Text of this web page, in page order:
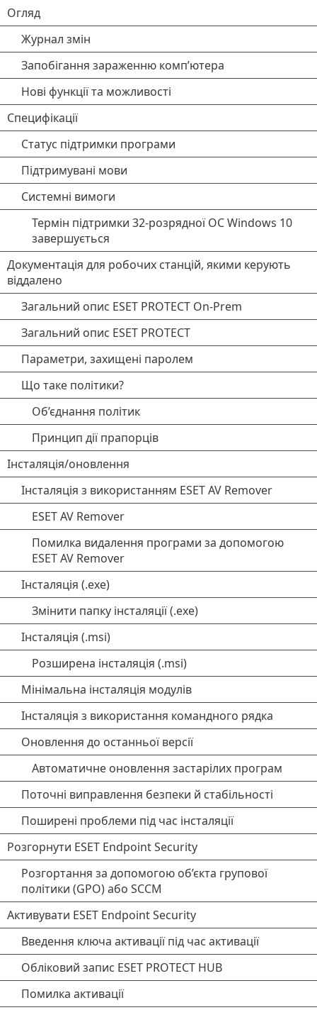
Огляд
Журнал змін
Запобігання зараженню комп’ютера
Нові функції та можливості
Специфікації
Статус підтримки програми
Підтримувані мови
Системні вимоги
Термін підтримки 32-розрядної ОС Windows 10
завершується
Документація для робочих станцій, якими керують
віддалено
Загальний опис ESET PROTECT On-Prem
Загальний опис ESET PROTECT
Параметри, захищені паролем
Що таке політики?
Об’єднання політик
Принцип дії прапорців
Інсталяція/оновлення
Інсталяція з використанням ESET AV Remover
ESET AV Remover
Помилка видалення програми за допомогою
ESET AV Remover
Інсталяція (.exe)
Змінити папку інсталяції (.exe)
Інсталяція (.msi)
Розширена інсталяція (.msi)
Мінімальна інсталяція модулів
Інсталяція з використання командного рядка
Оновлення до останньої версії
Автоматичне оновлення застарілих програм
Поточні виправлення безпеки й стабільності
Поширені проблеми під час інсталяції
Розгорнути ESET Endpoint Security
Розгортання за допомогою об’єкта групової
політики (GPO) або SCCM
Активувати ESET Endpoint Security
Введення ключа активації під час активації
Обліковий запис ESET PROTECT HUB
Помилка активації